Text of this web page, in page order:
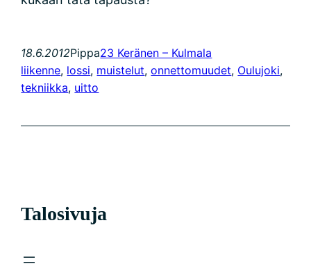
18.6.2012Pippa23 Keränen – Kulmala
liikenne, lossi, muistelut, onnettomuudet, Oulujoki
tekniikka, uitto
Talosivuja